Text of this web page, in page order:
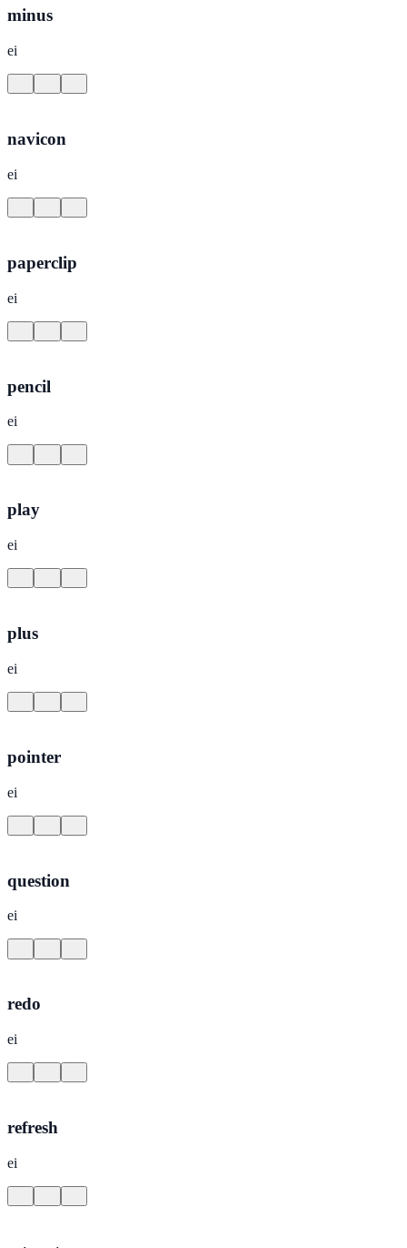
minus
ei
navicon
ei
paperclip
ei
pencil
ei
play
ei
plus
ei
pointer
ei
question
ei
redo
ei
refresh
ei